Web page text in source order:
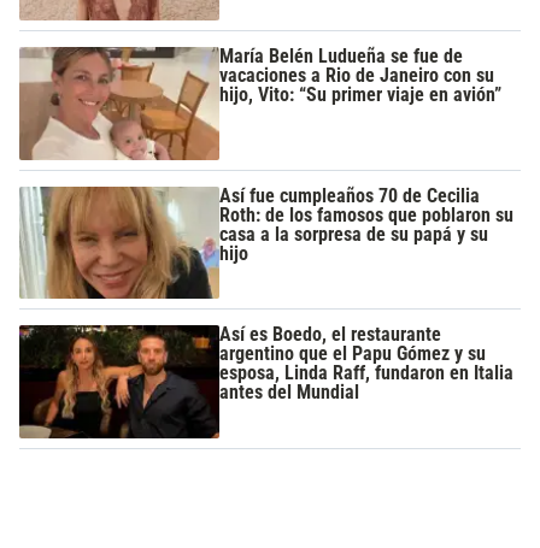
María Belén Ludueña se fue de
vacaciones a Rio de Janeiro con su
hijo, Vito: “Su primer viaje en avión”
Así fue cumpleaños 70 de Cecilia
Roth: de los famosos que poblaron su
casa a la sorpresa de su papá y su
hijo
Así es Boedo, el restaurante
argentino que el Papu Gómez y su
esposa, Linda Raff, fundaron en Italia
antes del Mundial